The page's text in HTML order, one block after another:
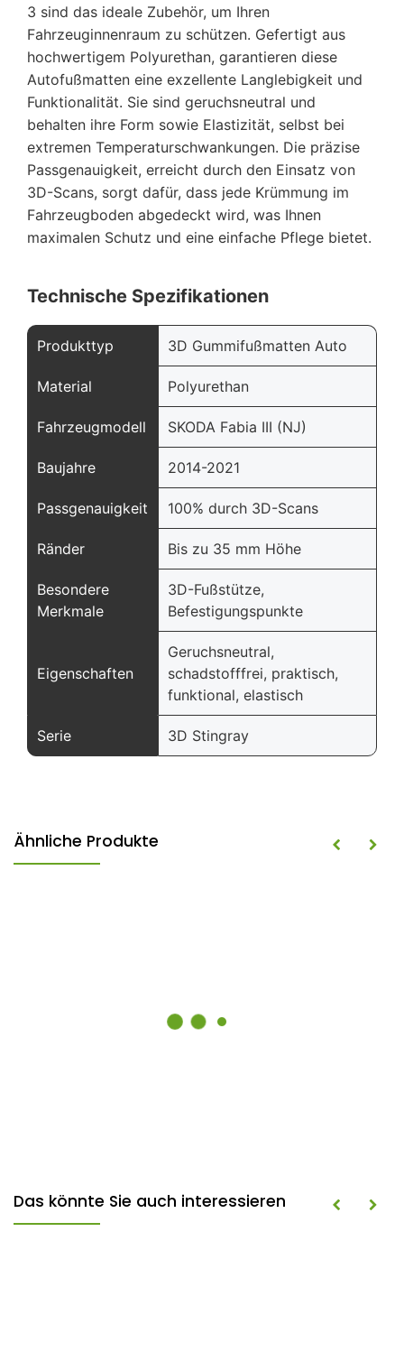
3 sind das ideale Zubehör, um Ihren
Fahrzeuginnenraum zu schützen. Gefertigt aus
hochwertigem Polyurethan, garantieren diese
Autofußmatten eine exzellente Langlebigkeit und
Funktionalität. Sie sind geruchsneutral und
behalten ihre Form sowie Elastizität, selbst bei
extremen Temperaturschwankungen. Die präzise
Passgenauigkeit, erreicht durch den Einsatz von
3D-Scans, sorgt dafür, dass jede Krümmung im
Fahrzeugboden abgedeckt wird, was Ihnen
maximalen Schutz und eine einfache Pflege bietet.
Technische Spezifikationen
Produkttyp 3D Gummifußmatten Auto
Material Polyurethan
Fahrzeugmodell SKODA Fabia III (NJ)
Baujahre 2014-2021
Passgenauigkeit 100% durch 3D-Scans
Ränder Bis zu 35 mm Höhe
Besondere
Merkmale
3D-Fußstütze,
Befestigungspunkte
Eigenschaften
Geruchsneutral,
schadstofffrei, praktisch,
funktional, elastisch
Serie 3D Stingray
Ähnliche Produkte
Das könnte Sie auch interessieren